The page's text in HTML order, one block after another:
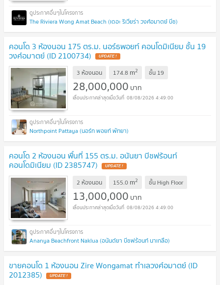
The Riviera Wong Amat Beach (เดอะ ริเวียร่า วงศ์อมาตย์ บีช)
คอนโด 3 ห้องนอน 175 ตร.ม. นอร์ธพอยท์ คอนโดมิเนียม ชั้น 19
วงศ์อมาตย์ (ID 2100734) UPDATE !
3 ห้องนอน 174.8 m2 ชั้น 19
28,000,000 บาท
08/08/2026 4:49:00
Northpoint Pattaya (นอร์ท พอยท์ พัทยา)
คอนโด 2 ห้องนอน พื้นที่ 155 ตร.ม. อนันยา บีชฟร้อนท์
คอนโดมิเนียม (ID 2385747) UPDATE !
2 ห้องนอน 155.0 m2 ชั้น High Floor
13,000,000 บาท
08/08/2026 4:49:00
Ananya Beachfront Naklua (อนันต์ยา บีชฟร้อนท์ นาเกลือ)
ขายคอนโด 1 ห้องนอน Zire Wongamat ทำเลวงศ์อมาตย์ (ID
2012385) UPDATE !